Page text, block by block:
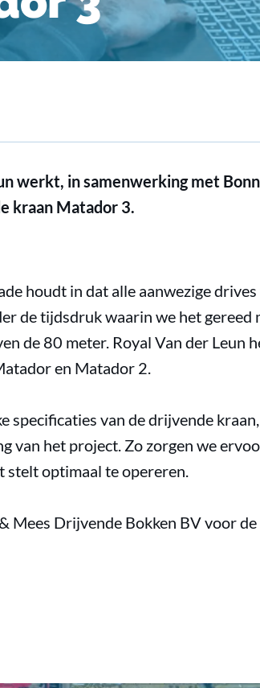
werkt, in samenwerking met
kraan Matador 3.
houdt in dat alle aanwezige
de tijdsdruk waarin we het
de 80 meter. Royal Van der Leun
en Matador 2.
specificaties van de drijvende
van het project. Zo zorgen we
stelt optimaal te opereren.
Mees Drijvende Bokken BV voor